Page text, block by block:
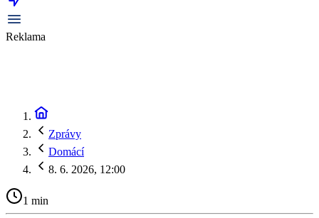
Reklama
Zprávy
Domácí
8. 6. 2026, 12:00
1 min